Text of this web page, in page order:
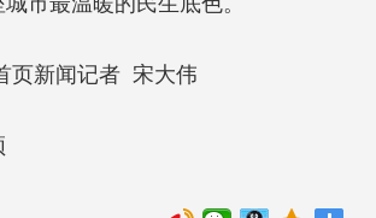
页新闻记者 宋大伟